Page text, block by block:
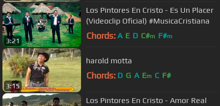
3:21
Los Pintores En Cristo - Es Un Placer
(Videoclip Oficial) #MusicaCristiana
Chords: A E D C#m F#m
3:15
harold motta
Chords: D G A Em C F#
Los Pintores En Cristo - Amor Real